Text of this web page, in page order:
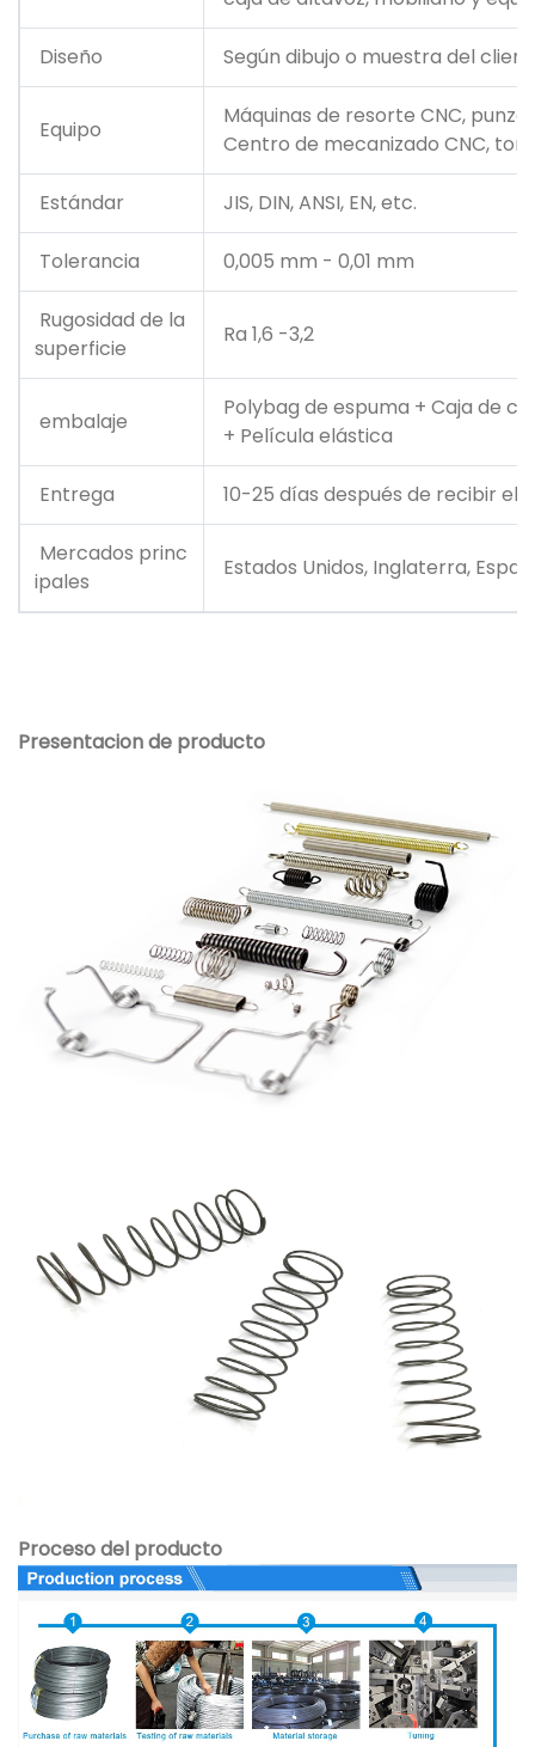
Diseño Según dibujo o muestra del
Equipo
Máquinas de resorte CNC,
Centro de mecanizado CNC,
Estándar JIS, DIN, ANSI, EN, etc.
Tolerancia 0,005 mm - 0,01 mm
Rugosidad de la
superficie
Ra 1,6 -3,2
embalaje
Polybag de espuma + Caja de
+ Película elástica
Entrega 10-25 días después de recibir el
Mercados princ
ipales
Estados Unidos, Inglaterra,
Presentacion de producto
Proceso del producto